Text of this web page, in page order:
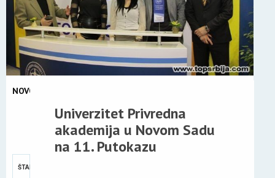
NOVOSTI
ŠTAMPA
Univerzitet Privredna
akademija u Novom Sadu
na 11. Putokazu